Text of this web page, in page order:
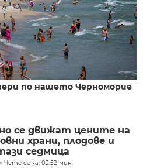
по нашето Черноморие
се движат цените на
храни, плодове и
седмица
Чете се за: 02:52 мин.